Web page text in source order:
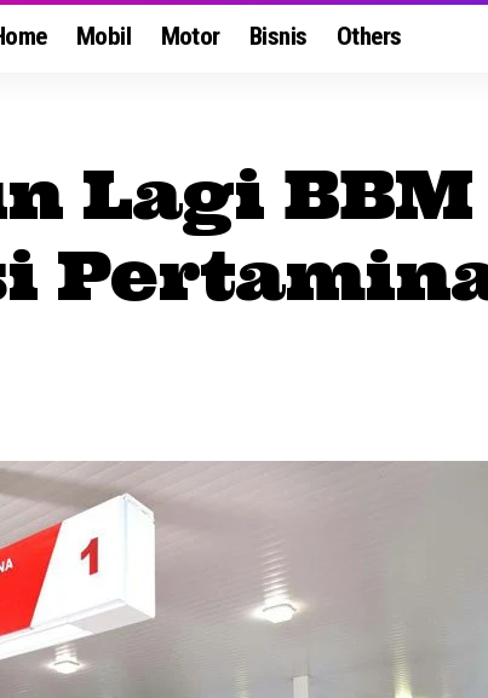
Mobil Motor Bisnis Others
Lagi BBM